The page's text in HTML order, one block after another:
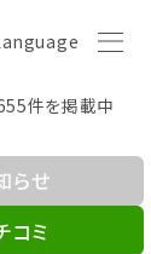
件を掲載中
らせ
コミ